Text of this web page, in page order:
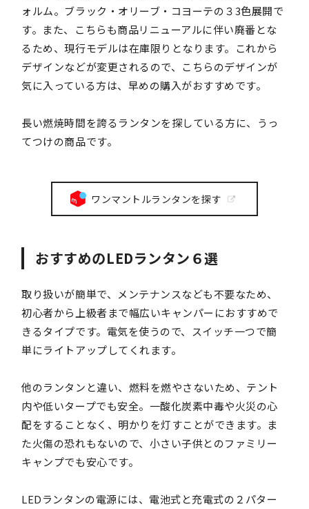
ォルム。ブラック・オリーブ・コヨーテの３3色展開で
す。また、こちらも商品リニューアルに伴い廃番とな
るため、現行モデルは在庫限りとなります。これから
デザインなどが変更されるので、こちらのデザインが
気に入っている方は、早めの購入がおすすめです。
長い燃焼時間を誇るランタンを探している方に、うっ
てつけの商品です。
ワンマントルランタンを探す
おすすめのLEDランタン６選
取り扱いが簡単で、メンテナンスなども不要なため、
初心者から上級者まで幅広いキャンパーにおすすめで
きるタイプです。電気を使うので、スイッチ一つで簡
単にライトアップしてくれます。
他のランタンと違い、燃料を燃やさないため、テント
内や低いタープでも安全。一酸化炭素中毒や火災の心
配をすることなく、明かりを灯すことができます。ま
た火傷の恐れもないので、小さい子供とのファミリー
キャンプでも安心です。
LEDランタンの電源には、電池式と充電式の２パター